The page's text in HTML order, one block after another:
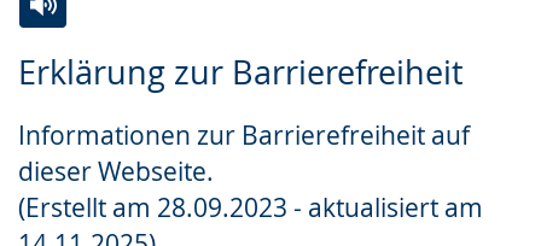
Erklärung zur Barrierefreiheit
Informationen zur Barrierefreiheit auf
dieser Webseite.
(Erstellt am 28.09.2023 - aktualisiert am
Leichten
wechseln.
Audio-
Video
Deutscher
Gebärdensprache
wird